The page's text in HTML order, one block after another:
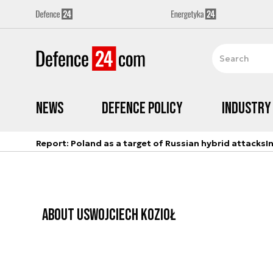
News Defence Policy Industry
Report: Poland as a target of Russian hybrid attacks
ABOUT USWOJCIECH KOZIOŁ